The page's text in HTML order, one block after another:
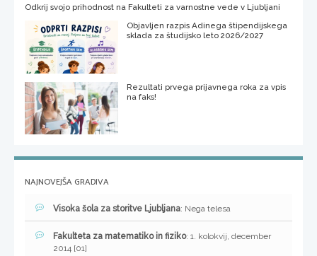
Odkrij svojo prihodnost na Fakulteti za varnostne vede v Ljubljani
Objavljen razpis Adinega štipendijskega
sklada za študijsko leto 2026/2027
Rezultati prvega prijavnega roka za vpis
na faks!
NAJNOVEJŠA GRADIVA
Visoka šola za storitve Ljubljana: Nega telesa
Fakulteta za matematiko in fiziko: 1. kolokvij, december
2014 [01]